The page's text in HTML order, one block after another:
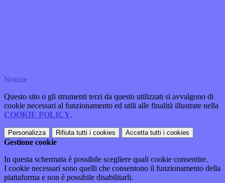
Notizie
Questo sito o gli strumenti terzi da questo utilizzati si avvalgono di
cookie necessari al funzionamento ed utili alle finalità illustrate nella
COOKIE POLICY.
Personalizza Rifiuta tutti i cookies Accetta tutti i cookies
Gestione cookie
In questa schermata è possibile scegliere quali cookie consentire.
I cookie necessari sono quelli che consentono il funzionamento della
piattaforma e non è possibile disabilitarli.